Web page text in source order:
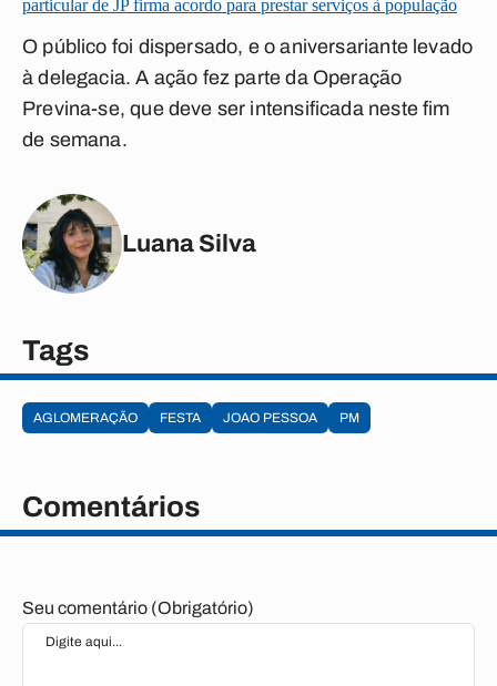
particular de JP firma acordo para prestar serviços à população
O público foi dispersado, e o aniversariante levado
à delegacia. A ação fez parte da Operação
Previna-se, que deve ser intensificada neste fim
de semana.
Luana Silva
Tags
AGLOMERAÇÃO FESTA JOAO PESSOA PM
Comentários
Seu comentário (Obrigatório)